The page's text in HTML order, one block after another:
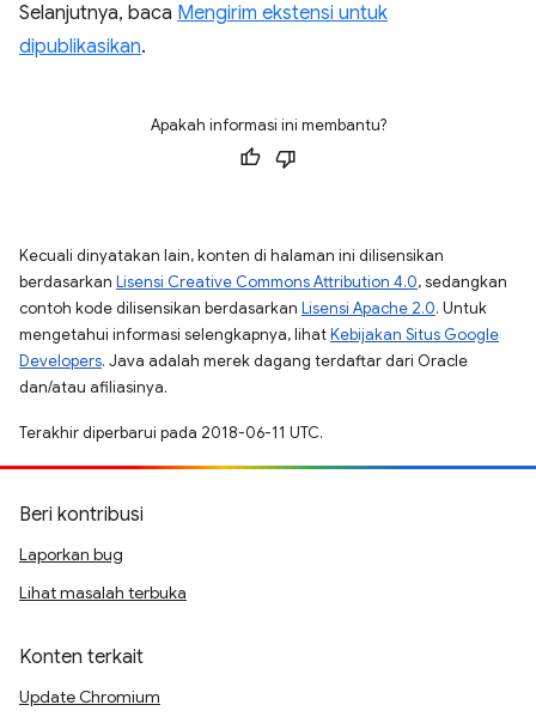
Selanjutnya, baca Mengirim ekstensi untuk
dipublikasikan.
Apakah informasi ini membantu?
Kecuali dinyatakan lain, konten di halaman ini dilisensikan
berdasarkan Lisensi Creative Commons Attribution 4.0, sedangkan
contoh kode dilisensikan berdasarkan Lisensi Apache 2.0. Untuk
mengetahui informasi selengkapnya, lihatKebijakan Situs Google
Developers. Java adalah merek dagang terdaftar dari Oracle
dan/atau afiliasinya.
Terakhir diperbarui pada 2018-06-11 UTC.
Beri kontribusi
Laporkan bug
Lihat masalah terbuka
Konten terkait
Update Chromium